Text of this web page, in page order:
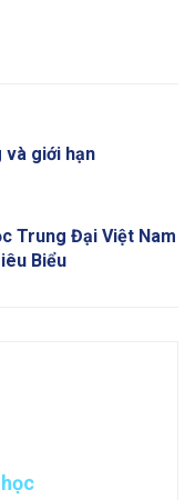
và giới hạn
Trung Đại Việt Nam
Biểu